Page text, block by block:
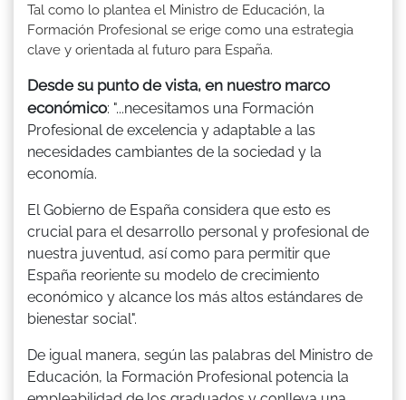
Tal como lo plantea el Ministro de Educación, la
Formación Profesional se erige como una estrategia
clave y orientada al futuro para España.
Desde su punto de vista, en nuestro marco
económico: "...necesitamos una Formación
Profesional de excelencia y adaptable a las
necesidades cambiantes de la sociedad y la
economía.
El Gobierno de España considera que esto es
crucial para el desarrollo personal y profesional de
nuestra juventud, así como para permitir que
España reoriente su modelo de crecimiento
económico y alcance los más altos estándares de
bienestar social".
De igual manera, según las palabras del Ministro de
Educación, la Formación Profesional potencia la